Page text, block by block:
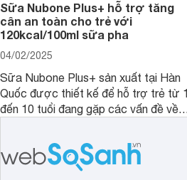
Sữa Nubone Plus+ hỗ trợ tăng
cân an toàn cho trẻ với
120kcal/100ml sữa pha
04/02/2025
Sữa Nubone Plus+ sản xuất tại Hàn
Quốc được thiết kế để hỗ trợ trẻ từ 1
đến 10 tuổi đang gặp các vấn đề về
dinh dưỡng. Sản phẩm đến từ thương
hiệu Lotte đứng số 1 Hàn Quốc, với
mức giá thành ổn phù hợp với người